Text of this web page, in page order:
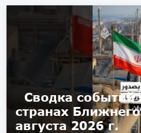
Сводка событий
странах
августа 2026 г.